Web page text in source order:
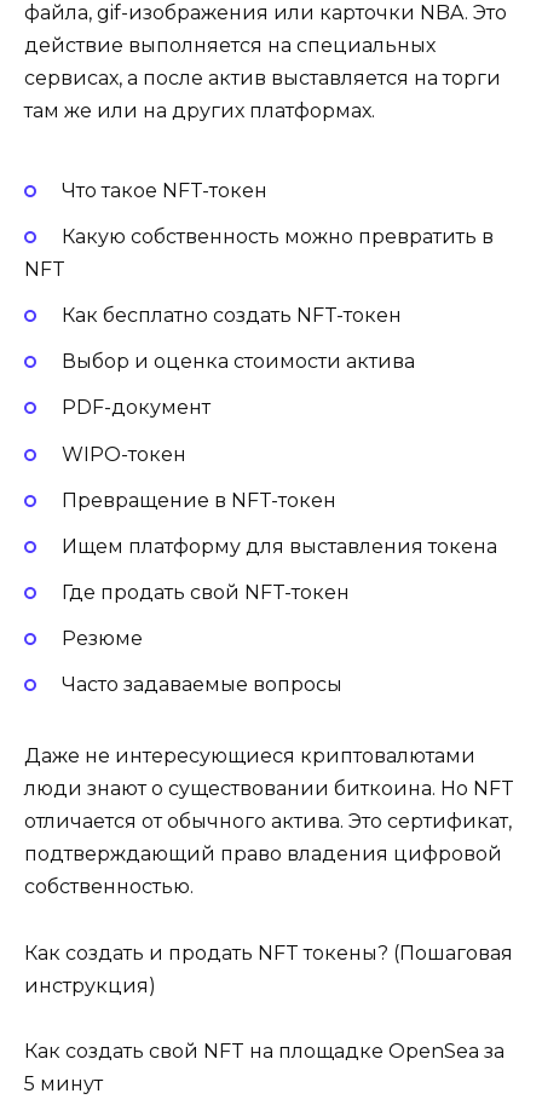
файла, gif-изображения или карточки NBA. Это
действие выполняется на специальных
сервисах, а после актив выставляется на торги
там же или на других платформах.
Что такое NFT-токен
Какую собственность можно превратить в
NFT
Как бесплатно создать NFT-токен
Выбор и оценка стоимости актива
PDF-документ
WIPO-токен
Превращение в NFT-токен
Ищем платформу для выставления токена
Где продать свой NFT-токен
Резюме
Часто задаваемые вопросы
Даже не интересующиеся криптовалютами
люди знают о существовании биткоина. Но NFT
отличается от обычного актива. Это сертификат,
подтверждающий право владения цифровой
собственностью.
Как создать и продать NFT токены? (Пошаговая
инструкция)
Как создать свой NFT на площадке OpenSea за
5 минут